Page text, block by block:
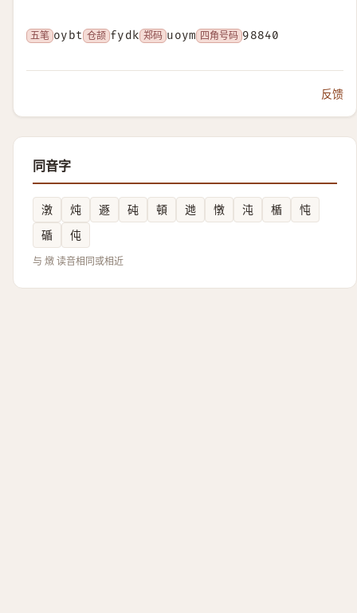
五笔 oybt 仓颉 fydk 郑码 uoym 四角号码 98840
反馈
同音字
潡 炖 遯 砘 頓 逇 憞 沌 楯
忳
碷
伅
与 燉 读音相同或相近